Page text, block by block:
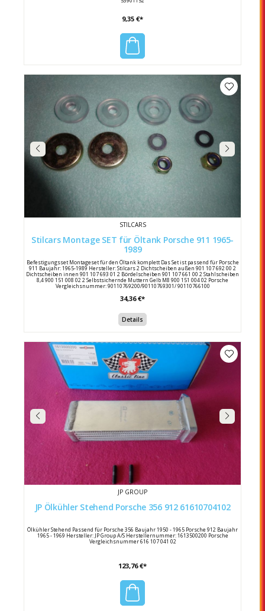
9,35 €*
STILCARS
Stilcars Montage SET für Öltank Porsche 911 1965-
1989
Befestigungsset Montageset für den Öltank komplett Das Set ist passend für Porsche
911 Baujahr: 1965-1989 Hersteller: Stilcars 2 Dichtscheiben außen 901 107 692 00 2
Dichtscheiben innen 901 107 693 01 2 Bördelscheiben 901 107 661 00 2 Stahlscheiben
8,4 900 151 008 02 2 Selbstsichernde Muttern Gelb M8 900 151 004 02 Porsche
Vergleichsnummer: 90110769200/90110769301/ 90110766100
34,36 €*
Details
JP GROUP
JP Ölkühler Stehend Porsche 356 912 61610704102
Ölkühler Stehend Passend für Porsche 356 Baujahr 1950 - 1965 Porsche 912 Baujahr
1965 - 1969 Hersteller: JP Group A/S Herstellernummer: 1613500200 Porsche
Vergleichsnummer 616 107 041 02
123,76 €*